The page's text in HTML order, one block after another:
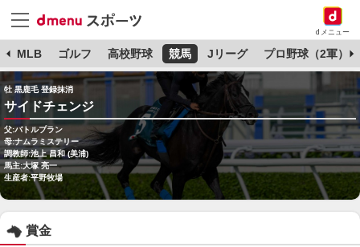
dメニュー
MLB ゴルフ 高校野球 競馬 Jリーグ プロ野球（2軍）
牡 黒鹿毛 登録抹消
サイドチェンジ
父:バトルプラン
母:ナムラミステリー
調教師:池上 昌和 (美浦)
馬主:大塚 亮一
生産者:平野牧場
賞金